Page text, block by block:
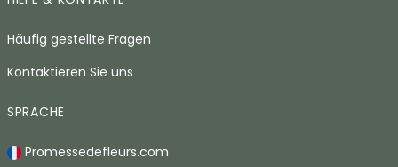
Häufig gestellte Fragen
Kontaktieren Sie uns
SPRACHE
Promessedefleurs.com